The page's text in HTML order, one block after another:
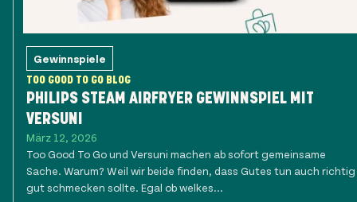
Gewinnspiele
TOO GOOD TO GO BLOG
PHILIPS STEAM AIRFRYER GEWINNSPIEL MIT
VERSUNI
März 12, 2026
Too Good To Go und Versuni machen ab sofort gemeinsame
Sache. Warum? Weil wir beide finden, dass Gutes tun auch richtig
gut schmecken sollte. Egal ob welkes...